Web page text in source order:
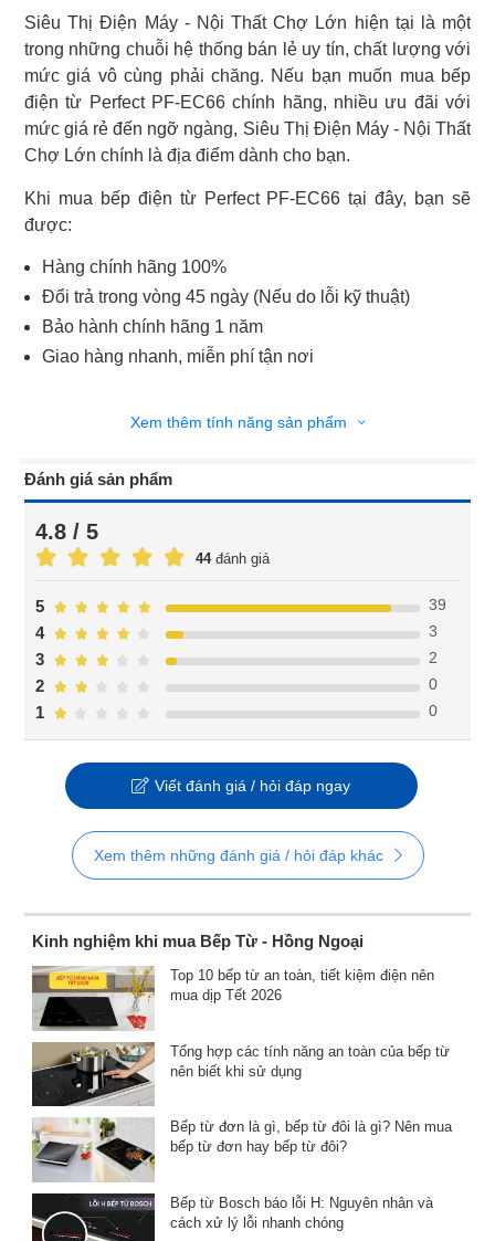
Siêu Thị Điện Máy - Nội Thất Chợ Lớn hiện tại là một
trong những chuỗi hệ thống bán lẻ uy tín, chất lượng với
mức giá vô cùng phải chăng. Nếu bạn muốn mua bếp
điện từ Perfect PF-EC66 chính hãng, nhiều ưu đãi với
mức giá rẻ đến ngỡ ngàng, Siêu Thị Điện Máy - Nội Thất
Chợ Lớn chính là địa điểm dành cho bạn.
Khi mua bếp điện từ Perfect PF-EC66 tại đây, bạn sẽ
được:
Hàng chính hãng 100%
Đổi trả trong vòng 45 ngày (Nếu do lỗi kỹ thuật)
Bảo hành chính hãng 1 năm
Giao hàng nhanh, miễn phí tận nơi
Xem thêm tính năng sản phẩm
Đánh giá sản phẩm
4.8 / 5
44đánh giá
1 0
2 0
3 2
4 3
5 39
Viết đánh giá / hỏi đáp ngay
Xem thêm những đánh giá / hỏi đáp khác
Kinh nghiệm khi mua Bếp Từ - Hồng Ngoại
Top 10 bếp từ an toàn, tiết kiệm điện nên
mua dịp Tết 2026
Tổng hợp các tính năng an toàn của bếp từ
nên biết khi sử dụng
Bếp từ đơn là gì, bếp từ đôi là gì? Nên mua
bếp từ đơn hay bếp từ đôi?
Bếp từ Bosch báo lỗi H: Nguyên nhân và
cách xử lý lỗi nhanh chóng